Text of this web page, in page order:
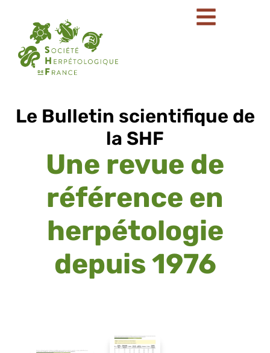
Le Bulletin scientifique de
la SHF
Une revue de
référence en
herpétologie
depuis 1976